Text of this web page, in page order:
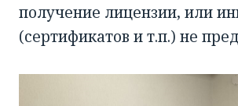
получение лицензии, или
(сертификатов и т.п.) не